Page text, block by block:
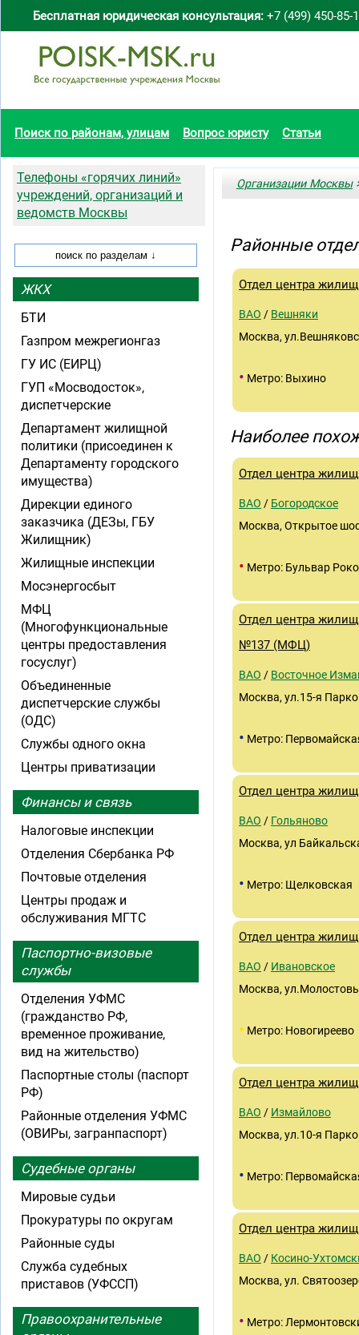
Бесплатная юридическая консультация: +7 (499) 450-85-
Поиск по районам, улицам Вопрос юристу Статьи
Организации Москвы
Районные
Отдел центра
ВАО / Вешняки
Москва,
• Метро: Выхино
Наиболее
Отдел центра
ВАО / Богородское
Москва, Открытое
• Метро: Бульвар
Отдел центра
№137 (МФЦ)
ВАО / Восточное
Москва, ул.15-я
• Метро:
Отдел центра
ВАО / Гольяново
Москва, ул
• Метро: Щелковская
Отдел центра
ВАО / Ивановское
Москва,
• Метро: Новогиреево
Отдел центра
ВАО / Измайлово
Москва, ул.10-я
• Метро:
Отдел центра
ВАО / Косино-
Москва, ул.
• Метро:
Телефоны «горячих линий»
учреждений, организаций и
ведомств Москвы
ЖКХ
БТИ
Газпром межрегионгаз
ГУ ИС (ЕИРЦ)
ГУП «Мосводосток»,
диспетчерские
Департамент жилищной
политики (присоединен к
Департаменту городского
имущества)
Дирекции единого
заказчика (ДЕЗы, ГБУ
Жилищник)
Жилищные инспекции
Мосэнергосбыт
МФЦ
(Многофункциональные
центры предоставления
госуслуг)
Объединенные
диспетчерские службы
(ОДС)
Службы одного окна
Центры приватизации
Финансы и связь
Налоговые инспекции
Отделения Сбербанка РФ
Почтовые отделения
Центры продаж и
обслуживания МГТС
Паспортно-визовые
службы
Отделения УФМС
(гражданство РФ,
временное проживание,
вид на жительство)
Паспортные столы (паспорт
РФ)
Районные отделения УФМС
(ОВИРы, загранпаспорт)
Судебные органы
Мировые судьи
Прокуратуры по округам
Районные суды
Служба судебных
приставов (УФССП)
Правоохранительные